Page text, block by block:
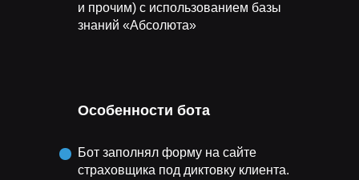
Особенности бота
Бот заполнял форму на сайте
страховщика под диктовку клиента.
и прочим) с использованием базы
знаний «Абсолюта»